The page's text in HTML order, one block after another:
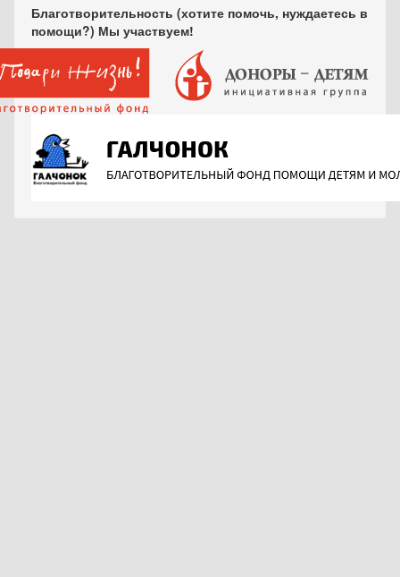
Благотворительность (хотите помочь, нуждаетесь в
помощи?) Мы участвуем!